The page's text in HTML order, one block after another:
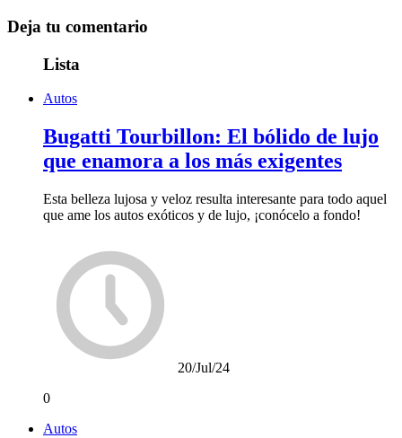
Deja tu comentario
Lista
Autos
Bugatti Tourbillon: El bólido de lujo
que enamora a los más exigentes
Esta belleza lujosa y veloz resulta interesante para todo aquel
que ame los autos exóticos y de lujo, ¡conócelo a fondo!
20/Jul/24
0
Autos